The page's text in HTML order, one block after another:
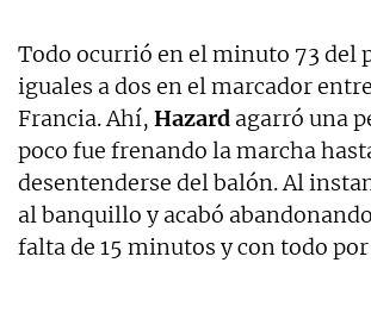
Todo ocurrió en el minuto 73 del
iguales a dos en el marcador
Francia. Ahí, Hazard agarró una
poco fue frenando la marcha
desentenderse del balón. Al
al banquillo y acabó
falta de 15 minutos y con todo